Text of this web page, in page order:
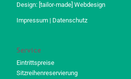
Design: [tailor-made] Webdesign
Impressum| Datenschutz
Service
Eintrittspreise
Sitzreihenreservierung